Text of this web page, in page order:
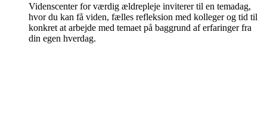
Videnscenter for værdig ældrepleje inviterer til en temadag,
hvor du kan få viden, fælles refleksion med kolleger og tid til
konkret at arbejde med temaet på baggrund af erfaringer fra
din egen hverdag.